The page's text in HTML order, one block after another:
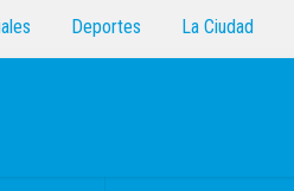
Deportes La Ciudad